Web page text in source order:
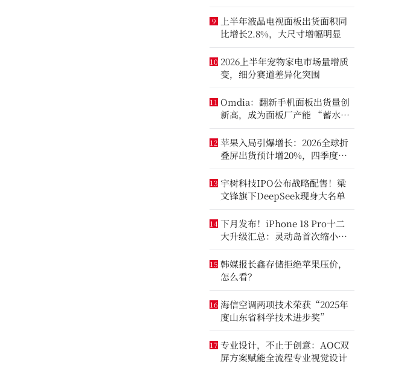
9
上半年液晶电视面板出货面积同
比增长2.8%，大尺寸增幅明显
10 2026上半年宠物家电市场量增质
变，细分赛道差异化突围
11 Omdia：翻新手机面板出货量创
新高，成为面板厂产能 “蓄水
池”
12 苹果入局引爆增长：2026全球折
叠屏出货预计增20%，四季度成
全年销量关键窗口
13 宇树科技IPO公布战略配售！梁
文锋旗下DeepSeek现身大名单
14 下月发布！iPhone 18 Pro十二
大升级汇总：灵动岛首次缩小、
首次2nm芯片
15 韩媒报长鑫存储拒绝苹果压价，
怎么看？
16 海信空调两项技术荣获“2025年
度山东省科学技术进步奖”
17 专业设计，不止于创意：AOC双
屏方案赋能全流程专业视觉设计